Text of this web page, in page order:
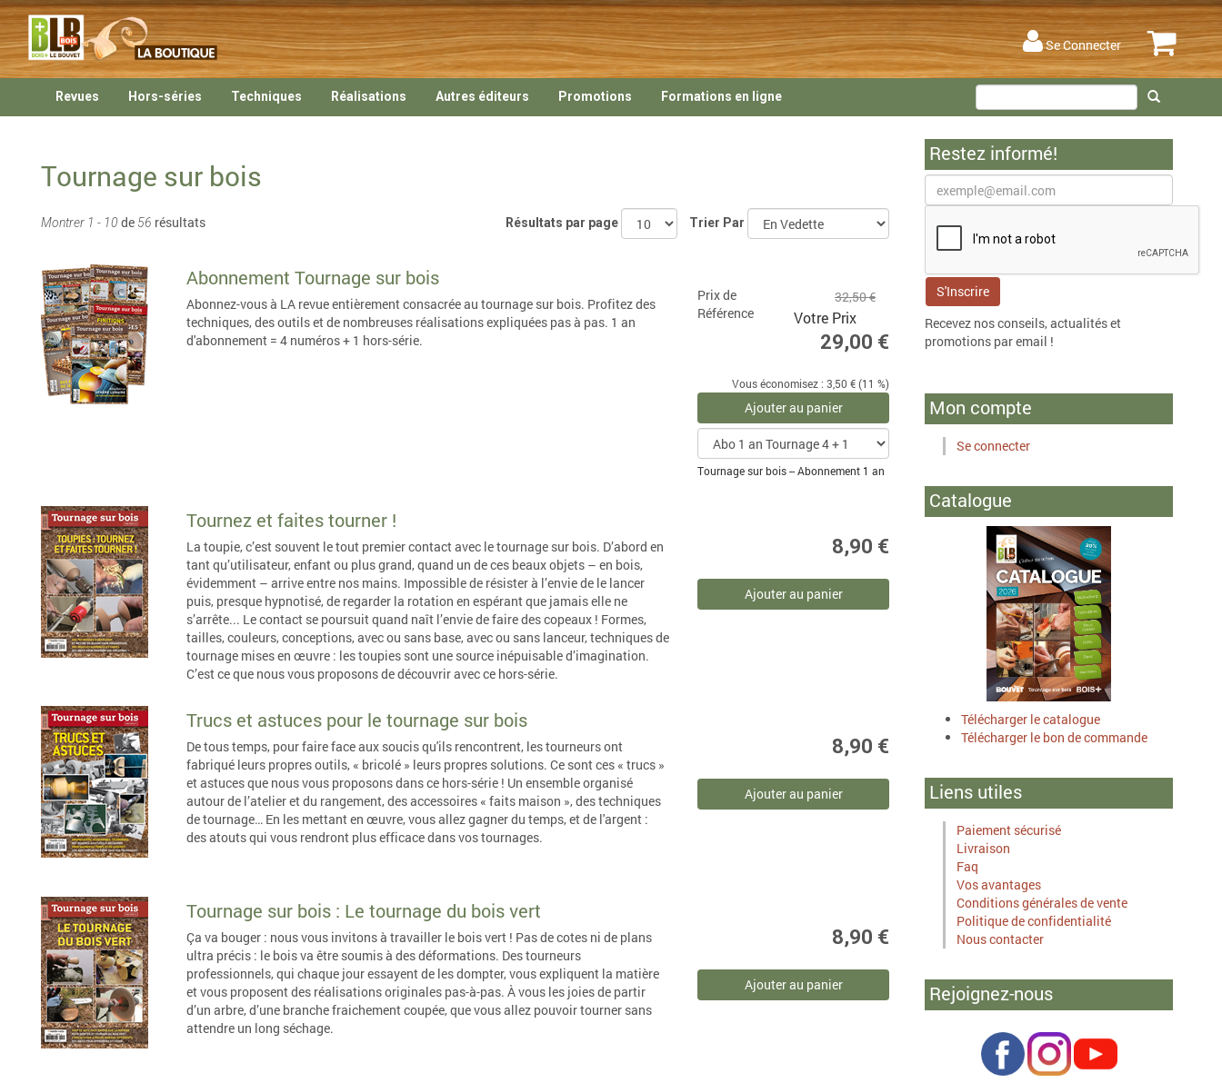
Se Connecter
Revues Hors-séries Techniques Réalisations Autres éditeurs Promotions Formations en ligne
Tournage sur bois
Montrer 1 - 10 de 56 résultats Résultats par page Trier Par
Abonnement Tournage sur bois
Abonnez-vous à LA revue entièrement consacrée au tournage sur bois. Profitez des
techniques, des outils et de nombreuses réalisations expliquées pas à pas. 1 an
d'abonnement = 4 numéros + 1 hors-série.
Prix de
Référence
32,50 €
Votre Prix
29,00 €
Vous économisez : 3,50 € (11 %)
Ajouter au panier
Tournage sur bois -- Abonnement 1 an
Tournez et faites tourner !
La toupie, c’est souvent le tout premier contact avec le tournage sur bois. D’abord en
tant qu’utilisateur, enfant ou plus grand, quand un de ces beaux objets – en bois,
évidemment – arrive entre nos mains. Impossible de résister à l’envie de le lancer
puis, presque hypnotisé, de regarder la rotation en espérant que jamais elle ne
s’arrête... Le contact se poursuit quand naît l’envie de faire des copeaux ! Formes,
tailles, couleurs, conceptions, avec ou sans base, avec ou sans lanceur, techniques de
tournage mises en œuvre : les toupies sont une source inépuisable d’imagination.
C’est ce que nous vous proposons de découvrir avec ce hors-série.
8,90 €
Ajouter au panier
Trucs et astuces pour le tournage sur bois
De tous temps, pour faire face aux soucis qu'ils rencontrent, les tourneurs ont
fabriqué leurs propres outils, « bricolé » leurs propres solutions. Ce sont ces « trucs »
et astuces que nous vous proposons dans ce hors-série ! Un ensemble organisé
autour de l’atelier et du rangement, des accessoires « faits maison », des techniques
de tournage… En les mettant en œuvre, vous allez gagner du temps, et de l'argent :
des atouts qui vous rendront plus efficace dans vos tournages.
8,90 €
Ajouter au panier
Tournage sur bois : Le tournage du bois vert
Ça va bouger : nous vous invitons à travailler le bois vert ! Pas de cotes ni de plans
ultra précis : le bois va être soumis à des déformations. Des tourneurs
professionnels, qui chaque jour essayent de les dompter, vous expliquent la matière
et vous proposent des réalisations originales pas-à-pas. À vous les joies de partir
d’un arbre, d’une branche fraichement coupée, que vous allez pouvoir tourner sans
attendre un long séchage.
8,90 €
Ajouter au panier
Restez informé!
Recevez nos conseils, actualités et
promotions par email !
Mon compte
Se connecter
Catalogue
Télécharger le catalogue
Télécharger le bon de commande
Liens utiles
Paiement sécurisé
Livraison
Faq
Vos avantages
Conditions générales de vente
Politique de confidentialité
Nous contacter
Rejoignez-nous